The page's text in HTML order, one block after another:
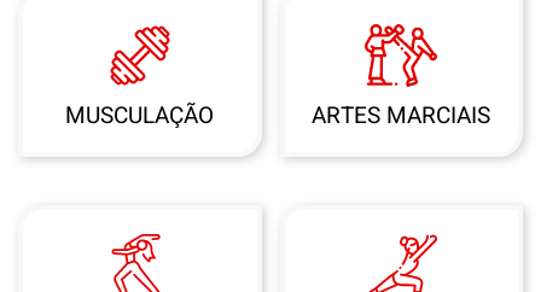
MUSCULAÇÃO ARTES MARCIAIS